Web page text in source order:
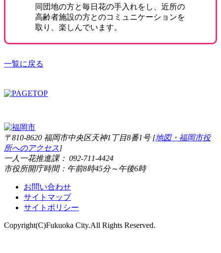
同団地の方と毎日花の手入れをし、近所の
高齢者施設の方とのコミュニケーションを
取り、楽しんでいます。
一覧に戻る
〒810-8620 福岡市中央区天神1丁目8番1号 [地図・福岡市役
所へのアクセス]
一人一花推進課： 092-711-4424
市役所開庁時間：午前8時45分～午後6時
お問い合わせ
サイトマップ
サイトポリシー
Copyright(C)Fukuoka City.All Rights Reserved.